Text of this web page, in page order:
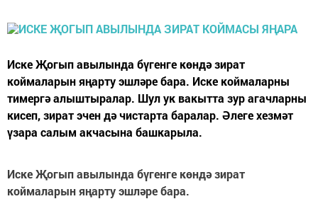
Иске Җогып авылында бүгенге көндә зират
коймаларын яңарту эшләре бара. Иске коймаларны
тимергә алыштыралар. Шул ук вакытта зур агачларны
кисеп, зират эчен дә чистарта баралар. Әлеге хезмәт
үзара салым акчасына башкарыла.
Иске Җогып авылында бүгенге көндә зират
коймаларын яңарту эшләре бара.